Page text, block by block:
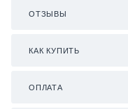
ОТЗЫВЫ
КАК КУПИТЬ
ОПЛАТА